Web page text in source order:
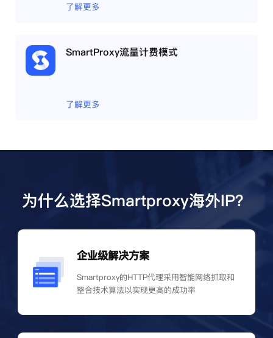
了解更多
SmartProxy流量计费模式
了解更多
为什么选择Smartproxy海外IP？
企业级解决方案
Smartproxy的HTTP代理采用智能网络抓取和
整合技术算法以实现更高的成功率